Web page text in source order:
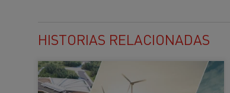
HISTORIAS RELACIONADAS